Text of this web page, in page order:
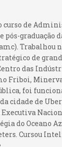
curso de
pós-graduação
Trabalhou
de
das
Friboi,
foi
cidade de
do Oceano
Cursou